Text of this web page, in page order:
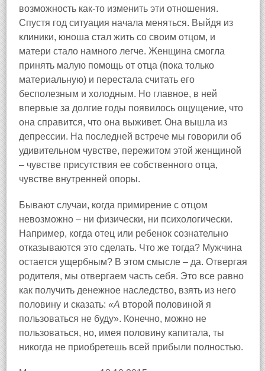
возможность как-то изменить эти отношения.
Спустя год ситуация начала меняться. Выйдя из
клиники, юноша стал жить со своим отцом, и
матери стало намного легче. Женщина смогла
принять малую помощь от отца (пока только
материальную) и перестала считать его
бесполезным и холодным. Но главное, в ней
впервые за долгие годы появилось ощущение, что
она справится, что она выживет. Она вышла из
депрессии. На последней встрече мы говорили об
удивительном чувстве, пережитом этой женщиной
– чувстве присутствия ее собственного отца,
чувстве внутренней опоры.
Бывают случаи, когда примирение с отцом
невозможно – ни физически, ни психологически.
Например, когда отец или ребенок сознательно
отказываются это сделать. Что же тогда? Мужчина
остается ущербным? В этом смысле – да. Отвергая
родителя, мы отвергаем часть себя. Это все равно
как получить денежное наследство, взять из него
половину и сказать: «А второй половиной я
пользоваться не буду». Конечно, можно не
пользоваться, но, имея половину капитала, ты
никогда не приобретешь всей прибыли полностью.